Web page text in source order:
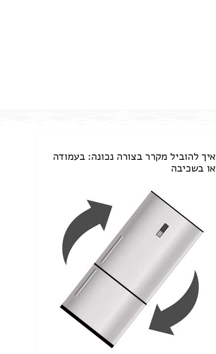
איך להוביל מקרר בצורה נכונה: בעמודה
או בשכיבה